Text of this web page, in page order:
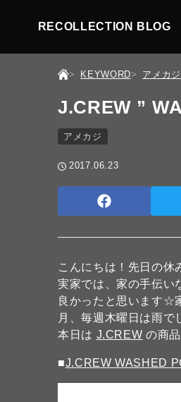
RECOLLECTION BLOG
KEYWORD アメカジ
J.CREW ”
アメカジ
2017.06.23
こんにちは！先日の休
実家では、家の手伝い
良かったと思います☆
月、毎週木曜日は雨で
本日は J.CREW の商
■J.CREW WASHED